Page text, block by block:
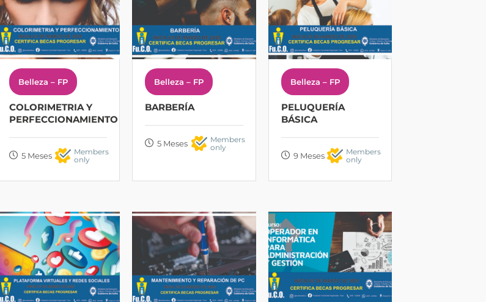
Belleza – FP
COLORIMETRIA Y
PERFECCIONAMIENTO
5 Meses
Members
only
Belleza – FP
BARBERÍA
5 Meses
Members
only
Belleza – FP
PELUQUERÍA
BÁSICA
9 Meses
Members
only